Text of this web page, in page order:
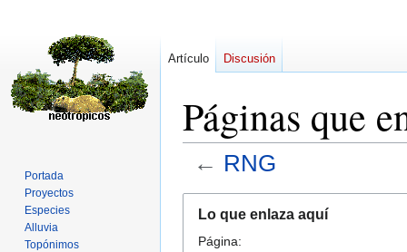
Páginas que
← RNG
Lo que enlaza aquí
Página:
Artículo Discusión
Portada
Proyectos
Especies
Alluvia
Topónimos